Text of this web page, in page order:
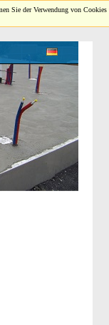
Sie der Verwendung von Cookies